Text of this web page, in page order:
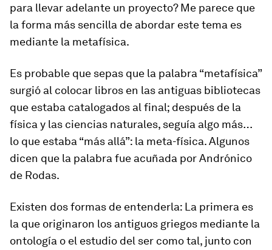
para llevar adelante un proyecto? Me parece que
la forma más sencilla de abordar este tema es
mediante la metafísica.
Es probable que sepas que la palabra “metafísica”
surgió al colocar libros en las antiguas bibliotecas
que estaba catalogados al final; después de la
física y las ciencias naturales, seguía algo más…
lo que estaba “más allá”: la meta-física. Algunos
dicen que la palabra fue acuñada por Andrónico
de Rodas.
Existen dos formas de entenderla: La primera es
la que originaron los antiguos griegos mediante la
ontología o el estudio del ser como tal, junto con